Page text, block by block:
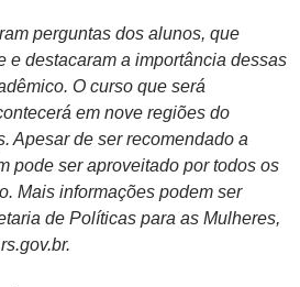
perguntas dos alunos, que
e destacaram a importância dessas
O curso que será
em nove regiões do
Apesar de ser recomendado a
pode ser aproveitado por todos os
Mais informações podem ser
de Políticas para as Mulheres,